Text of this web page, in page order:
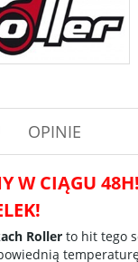
OPINIE
W CIĄGU 48H!
Roller to hit tego